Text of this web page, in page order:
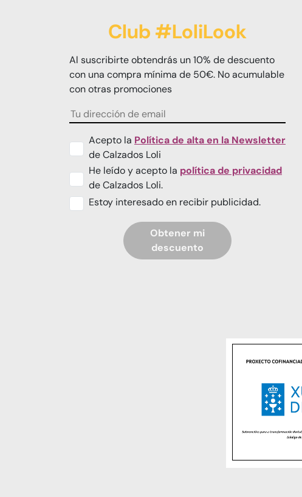
Club #LoliLook
Al suscribirte obtendrás un 10% de descuento
con una compra mínima de 50€. No acumulable
con otras promociones
Acepto la Política de alta en la Newsletter
de Calzados Loli
He leído y acepto la política de privacidad
de Calzados Loli.
Estoy interesado en recibir publicidad.
Obtener mi
descuento